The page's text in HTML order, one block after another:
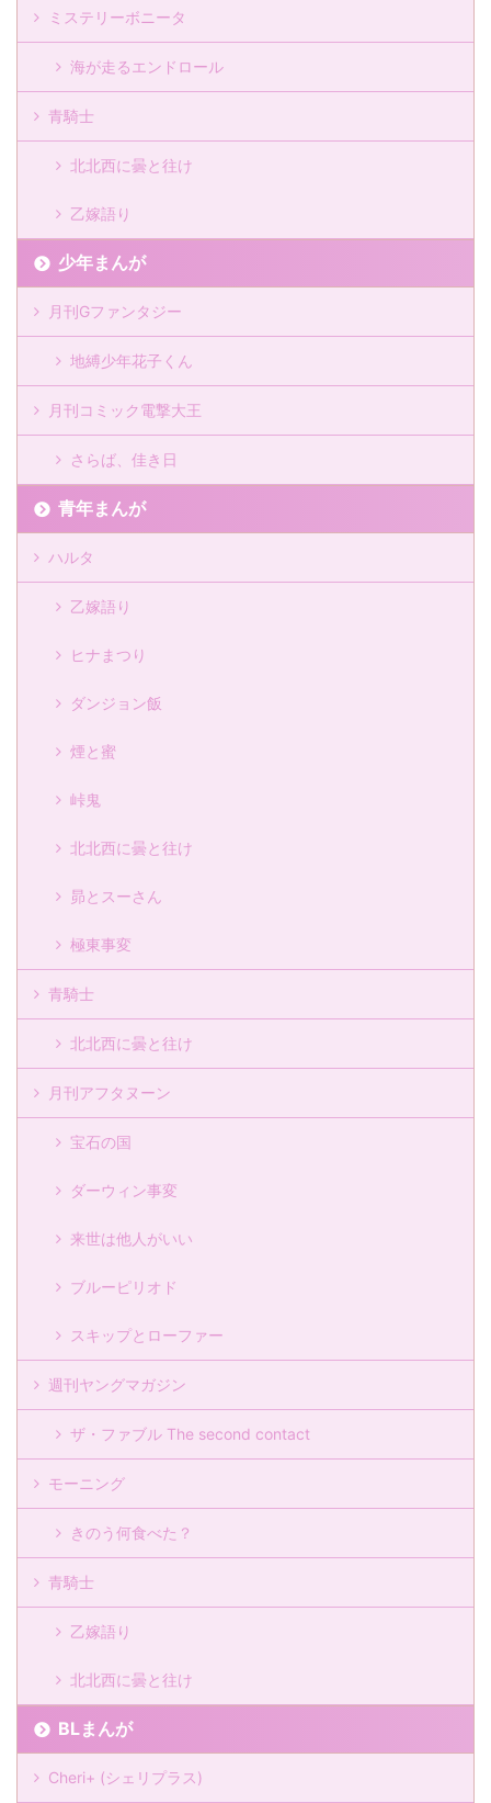
ミステリーボニータ
海が走るエンドロール
青騎士
北北西に曇と往け
乙嫁語り
少年まんが
月刊Gファンタジー
地縛少年花子くん
月刊コミック電撃大王
さらば、佳き日
青年まんが
ハルタ
乙嫁語り
ヒナまつり
ダンジョン飯
煙と蜜
峠鬼
北北西に曇と往け
昴とスーさん
極東事変
青騎士
北北西に曇と往け
月刊アフタヌーン
宝石の国
ダーウィン事変
来世は他人がいい
ブルーピリオド
スキップとローファー
週刊ヤングマガジン
ザ・ファブル The second contact
モーニング
きのう何食べた？
青騎士
乙嫁語り
北北西に曇と往け
BLまんが
Cheri+ (シェリプラス)